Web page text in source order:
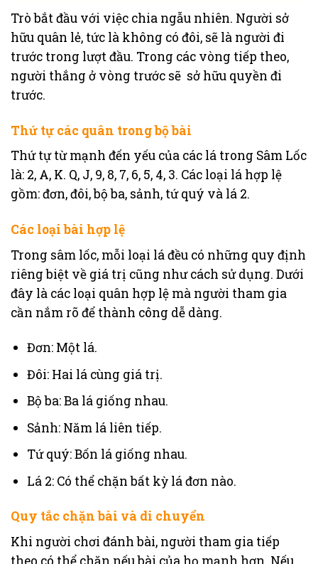
Trò bắt đầu với việc chia ngẫu nhiên. Người sở
hữu quân lẻ, tức là không có đôi, sẽ là người đi
trước trong lượt đầu. Trong các vòng tiếp theo,
người thắng ở vòng trước sẽ sở hữu quyền đi
trước.
Thứ tự các quân trong bộ bài
Thứ tự từ mạnh đến yếu của các lá trong Sâm Lốc
là: 2, A, K. Q, J, 9, 8, 7, 6, 5, 4, 3. Các loại lá hợp lệ
gồm: đơn, đôi, bộ ba, sảnh, tứ quý và lá 2.
Các loại bài hợp lệ
Trong sâm lốc, mỗi loại lá đều có những quy định
riêng biệt về giá trị cũng như cách sử dụng. Dưới
đây là các loại quân hợp lệ mà người tham gia
cần nắm rõ để thành công dễ dàng.
Đơn: Một lá.
Đôi: Hai lá cùng giá trị.
Bộ ba: Ba lá giống nhau.
Sảnh: Năm lá liên tiếp.
Tứ quý: Bốn lá giống nhau.
Lá 2: Có thể chặn bất kỳ lá đơn nào.
Quy tắc chặn bài và di chuyển
Khi người chơi đánh bài, người tham gia tiếp